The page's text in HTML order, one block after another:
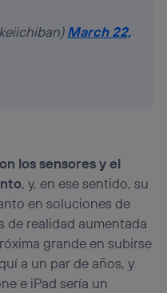
March 22,
los sensores y el
, y, en ese sentido, su
en soluciones de
de realidad aumentada
grande en subirse
a un par de años, y
e iPad sería un